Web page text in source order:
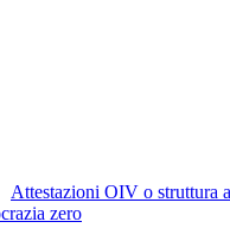
Attestazioni OIV o struttura
zero